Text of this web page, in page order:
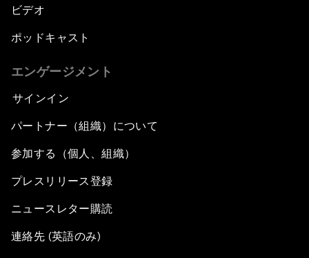
ビデオ
ポッドキャスト
エンゲージメント
サインイン
パートナー（組織）について
参加する（個人、組織）
プレスリリース登録
ニュースレター購読
連絡先 (英語のみ)